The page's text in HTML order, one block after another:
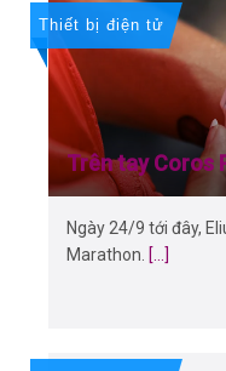
Thiết bị điện tử
Trên tay Coros
Ngày 24/9 tới đây,
Marathon. [...]